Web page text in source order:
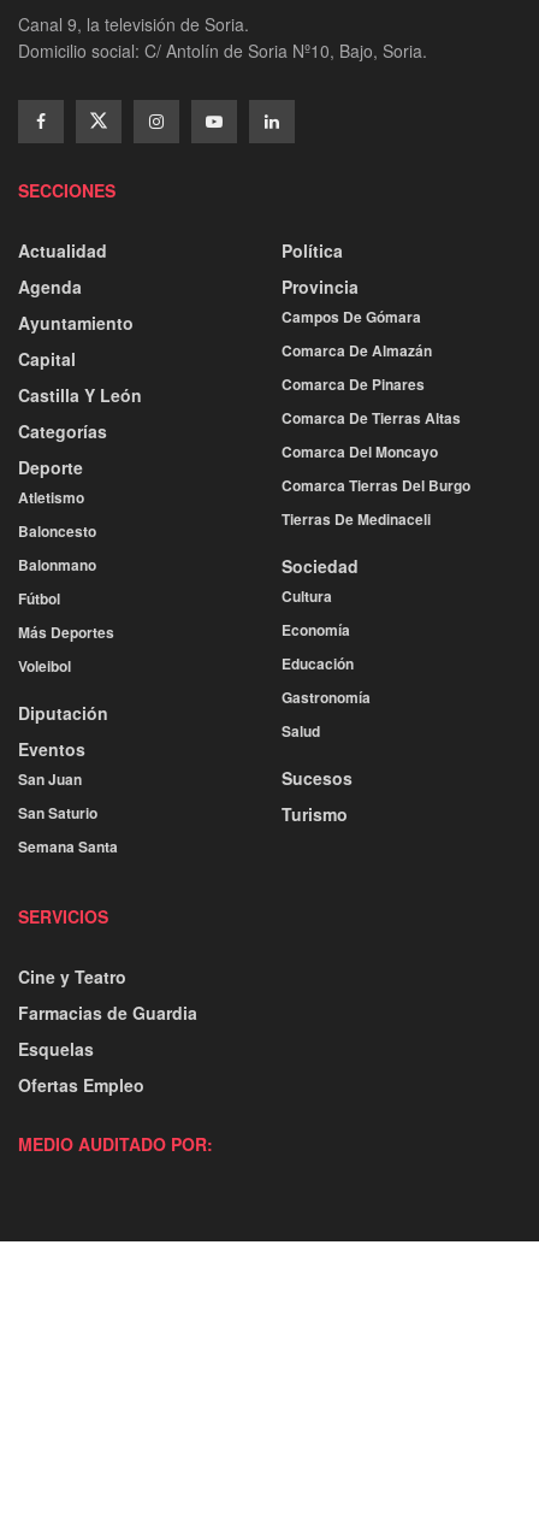
Canal 9, la televisión de Soria.
Domicilio social: C/ Antolín de Soria Nº10, Bajo, Soria.
SECCIONES
Actualidad
Agenda
Ayuntamiento
Capital
Castilla Y León
Categorías
Deporte
Atletismo
Baloncesto
Balonmano
Fútbol
Más Deportes
Voleibol
Diputación
Eventos
San Juan
San Saturio
Semana Santa
Política
Provincia
Campos De Gómara
Comarca De Almazán
Comarca De Pinares
Comarca De Tierras Altas
Comarca Del Moncayo
Comarca Tierras Del Burgo
Tierras De Medinaceli
Sociedad
Cultura
Economía
Educación
Gastronomía
Salud
Sucesos
Turismo
SERVICIOS
Cine y Teatro
Farmacias de Guardia
Esquelas
Ofertas Empleo
MEDIO AUDITADO POR: